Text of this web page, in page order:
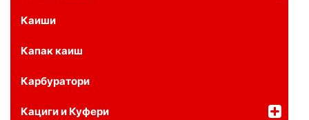
Каиши
Капак каиш
Карбуратори
Кациги и Куфери